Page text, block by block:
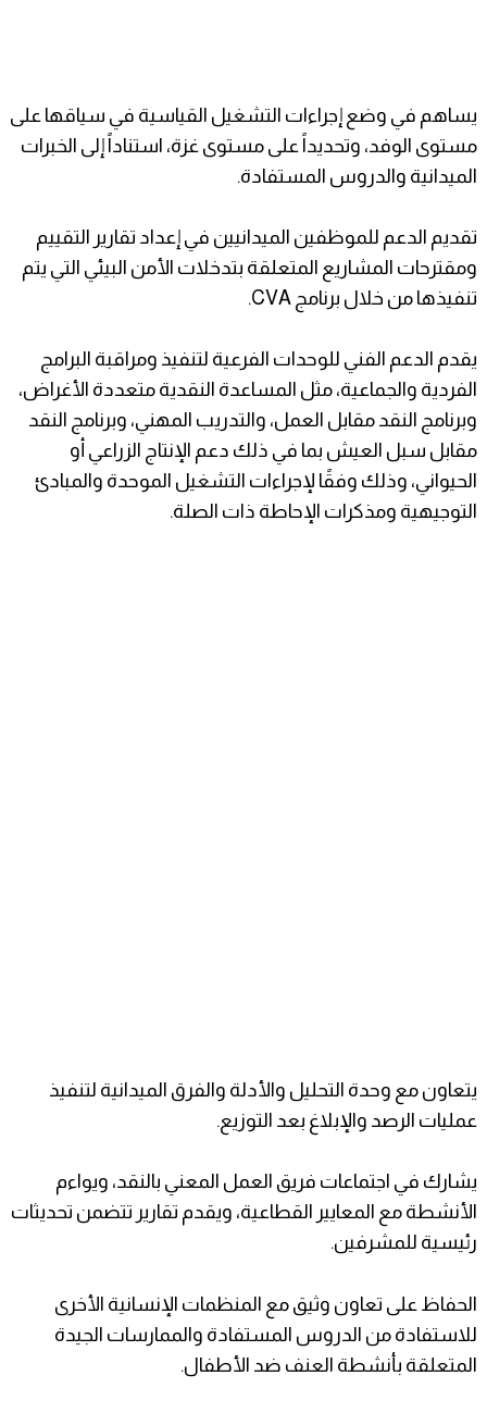
يساهم في وضع إجراءات التشغيل القياسية في سياقها على
مستوى الوفد، وتحديداً على مستوى غزة، استناداً إلى الخبرات
الميدانية والدروس المستفادة.
تقديم الدعم للموظفين الميدانيين في إعداد تقارير التقييم
ومقترحات المشاريع المتعلقة بتدخلات الأمن البيئي التي يتم
تنفيذها من خلال برنامج CVA.
يقدم الدعم الفني للوحدات الفرعية لتنفيذ ومراقبة البرامج
الفردية والجماعية، مثل المساعدة النقدية متعددة الأغراض،
وبرنامج النقد مقابل العمل، والتدريب المهني، وبرنامج النقد
مقابل سبل العيش بما في ذلك دعم الإنتاج الزراعي أو
الحيواني، وذلك وفقًا لإجراءات التشغيل الموحدة والمبادئ
التوجيهية ومذكرات الإحاطة ذات الصلة.
يتعاون مع وحدة التحليل والأدلة والفرق الميدانية لتنفيذ
عمليات الرصد والإبلاغ بعد التوزيع.
يشارك في اجتماعات فريق العمل المعني بالنقد، ويواءم
الأنشطة مع المعايير القطاعية، ويقدم تقارير تتضمن تحديثات
رئيسية للمشرفين.
الحفاظ على تعاون وثيق مع المنظمات الإنسانية الأخرى
للاستفادة من الدروس المستفادة والممارسات الجيدة
المتعلقة بأنشطة العنف ضد الأطفال.